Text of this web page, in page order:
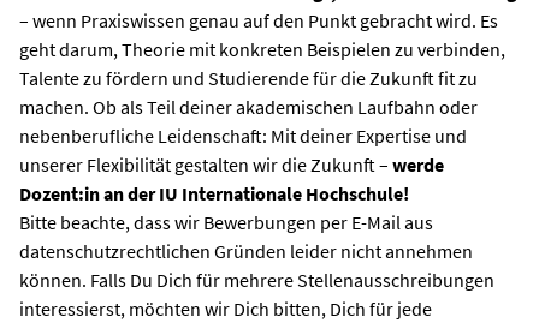
– wenn Praxiswissen genau auf den Punkt gebracht wird. Es
geht darum, Theorie mit konkreten Beispielen zu verbinden,
Talente zu fördern und Studierende für die Zukunft fit zu
machen. Ob als Teil deiner akademischen Laufbahn oder
nebenberufliche Leidenschaft: Mit deiner Expertise und
unserer Flexibilität gestalten wir die Zukunft – werde
Dozent:in an der IU Internationale Hochschule!
Bitte beachte, dass wir Bewerbungen per E-Mail aus
datenschutzrechtlichen Gründen leider nicht annehmen
können. Falls Du Dich für mehrere Stellenausschreibungen
interessierst, möchten wir Dich bitten, Dich für jede